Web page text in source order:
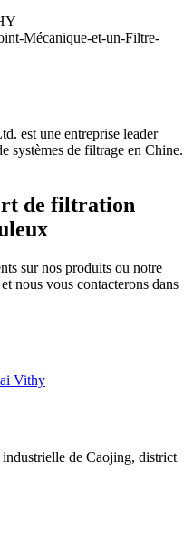
est une entreprise leader
systèmes de filtrage en Chine.
de filtration
sur nos produits ou notre
nous vous contacterons dans
de Caojing, district